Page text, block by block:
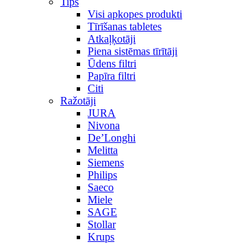
Visi apkopes produkti
Tīrīšanas tabletes
Atkaļķotāji
Piena sistēmas tīrītāji
Ūdens filtri
Papīra filtri
Citi
Ražotāji
JURA
Nivona
De’Longhi
Melitta
Siemens
Philips
Saeco
Miele
SAGE
Stollar
Krups